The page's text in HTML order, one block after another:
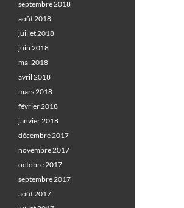
septembre 2018
août 2018
juillet 2018
juin 2018
mai 2018
avril 2018
mars 2018
février 2018
janvier 2018
décembre 2017
novembre 2017
octobre 2017
septembre 2017
août 2017